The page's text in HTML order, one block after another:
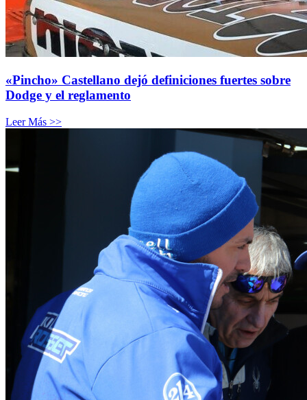
«Pincho» Castellano dejó definiciones fuertes sobre
Dodge y el reglamento
Leer Más >>